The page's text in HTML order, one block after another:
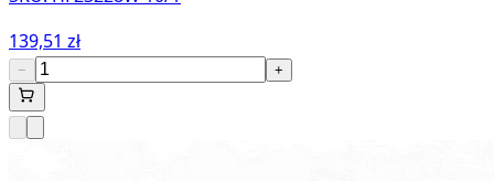
139,51 zł
− +